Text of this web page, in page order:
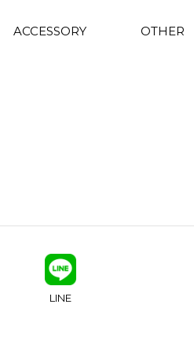
ACCESSORY OTHER
LINE